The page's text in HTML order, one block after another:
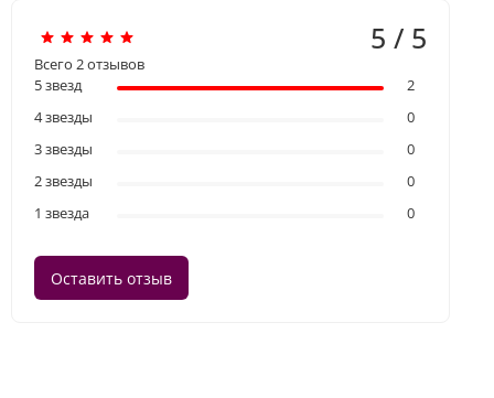
5 / 5
Всего2отзывов
5 звезд
2
4 звезды
0
3 звезды
0
2 звезды
0
1 звезда
0
Оставить отзыв